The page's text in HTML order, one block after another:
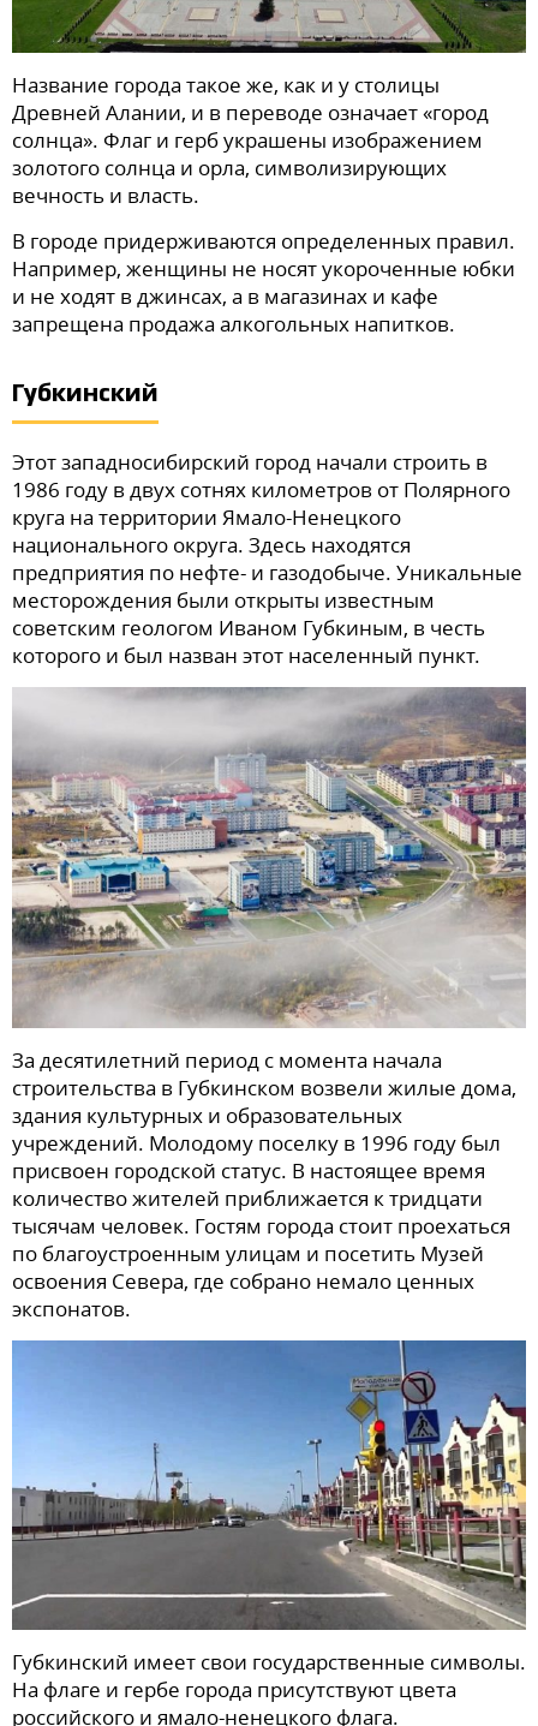
Название города такое же, как и у столицы
Древней Алании, и в переводе означает «город
солнца». Флаг и герб украшены изображением
золотого солнца и орла, символизирующих
вечность и власть.
В городе придерживаются определенных правил.
Например, женщины не носят укороченные юбки
и не ходят в джинсах, а в магазинах и кафе
запрещена продажа алкогольных напитков.
Губкинский
Этот западносибирский город начали строить в
1986 году в двух сотнях километров от Полярного
круга на территории Ямало-Ненецкого
национального округа. Здесь находятся
предприятия по нефте- и газодобыче. Уникальные
месторождения были открыты известным
советским геологом Иваном Губкиным, в честь
которого и был назван этот населенный пункт.
За десятилетний период с момента начала
строительства в Губкинском возвели жилые дома,
здания культурных и образовательных
учреждений. Молодому поселку в 1996 году был
присвоен городской статус. В настоящее время
количество жителей приближается к тридцати
тысячам человек. Гостям города стоит проехаться
по благоустроенным улицам и посетить Музей
освоения Севера, где собрано немало ценных
экспонатов.
Губкинский имеет свои государственные символы.
На флаге и гербе города присутствуют цвета
российского и ямало-ненецкого флага.